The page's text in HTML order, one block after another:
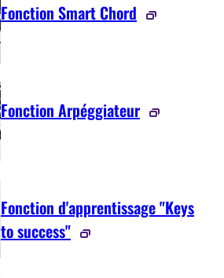
Fonction Smart Chord
Fonction Arpéggiateur
Fonction d'apprentissage "Keys
to success"